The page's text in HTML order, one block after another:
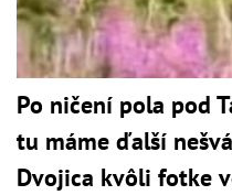
Po ničení pola pod
tu máme ďalší
Dvojica kvôli fotke